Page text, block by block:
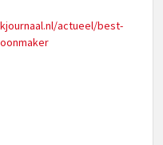
actueel/best-